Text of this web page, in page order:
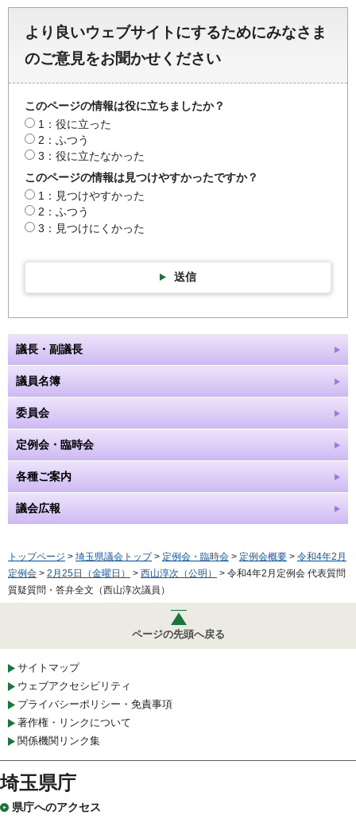
より良いウェブサイトにするためにみなさま
のご意見をお聞かせください
このページの情報は役に立ちましたか？
1：役に立った
2：ふつう
3：役に立たなかった
このページの情報は見つけやすかったですか？
1：見つけやすかった
2：ふつう
3：見つけにくかった
送信
議長・副議長
議員名簿
委員会
定例会・臨時会
各種ご案内
議会広報
トップページ > 埼玉県議会トップ> 定例会・臨時会 > 定例会概要 > 令和4年2月
定例会 > 2月25日（金曜日） > 西山淳次（公明）
> 令和4年2月定例会 代表質問
質疑質問・答弁全文（西山淳次議員）
ページの先頭へ戻る
サイトマップ
ウェブアクセシビリティ
プライバシーポリシー・免責事項
著作権・リンクについて
関係機関リンク集
埼玉県庁
県庁へのアクセス